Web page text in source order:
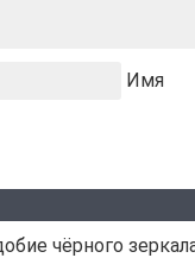
Имя
чёрного